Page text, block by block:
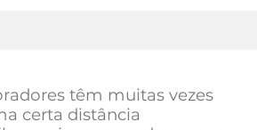
têm muitas vezes
certa distância